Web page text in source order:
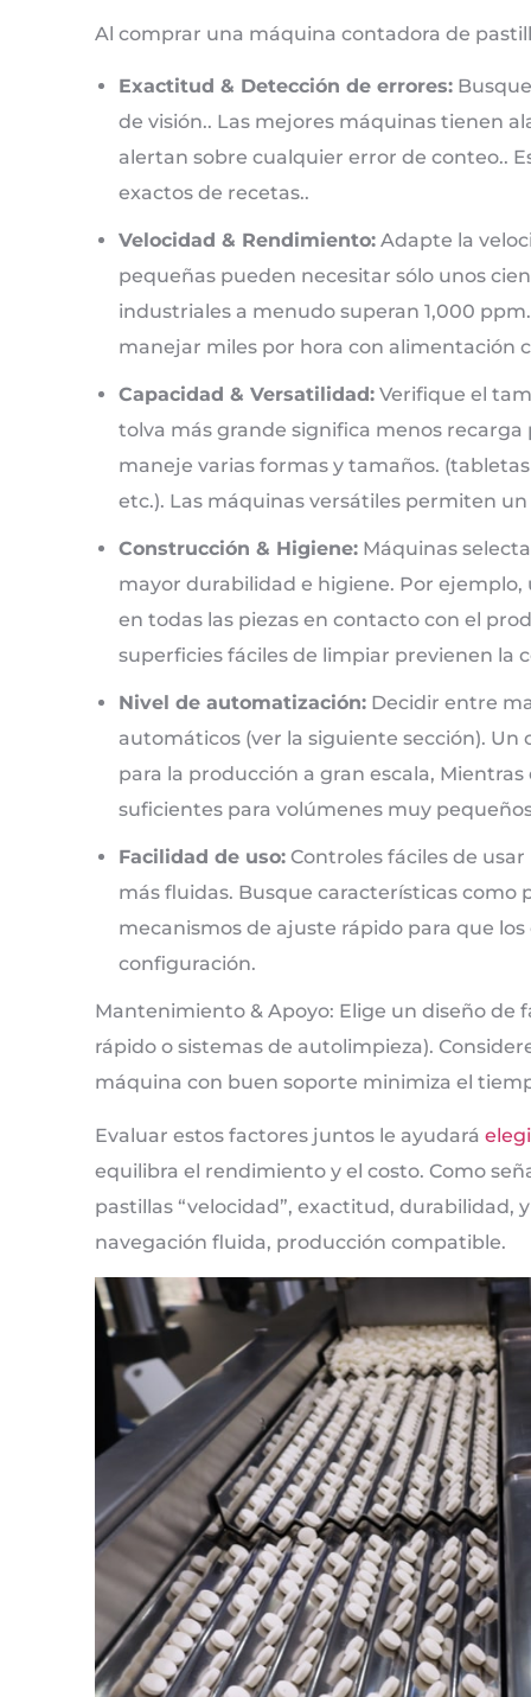
Al comprar una máquina contadora de
Exactitud & Detección de errores:
de visión.. Las mejores máquinas tienen
alertan sobre cualquier error de conteo..
exactos de recetas..
Velocidad & Rendimiento: Adapte la
pequeñas pueden necesitar sólo unos
industriales a menudo superan 1,000
manejar miles por hora con alimentación
Capacidad & Versatilidad: Verifique el
tolva más grande significa menos
maneje varias formas y tamaños.
etc.). Las máquinas versátiles permiten
Construcción & Higiene: Máquinas
mayor durabilidad e higiene. Por
en todas las piezas en contacto con el
superficies fáciles de limpiar previenen la
Nivel de automatización: Decidir entre
automáticos (ver la siguiente sección).
para la producción a gran escala,
suficientes para volúmenes muy
Facilidad de uso: Controles fáciles de
más fluidas. Busque características
mecanismos de ajuste rápido para que
configuración.
Mantenimiento & Apoyo: Elige un diseño
rápido o sistemas de autolimpieza).
máquina con buen soporte minimiza el
Evaluar estos factores juntos le ayudará
equilibra el rendimiento y el costo. Como
pastillas “velocidad”, exactitud,
navegación fluida, producción compatible.